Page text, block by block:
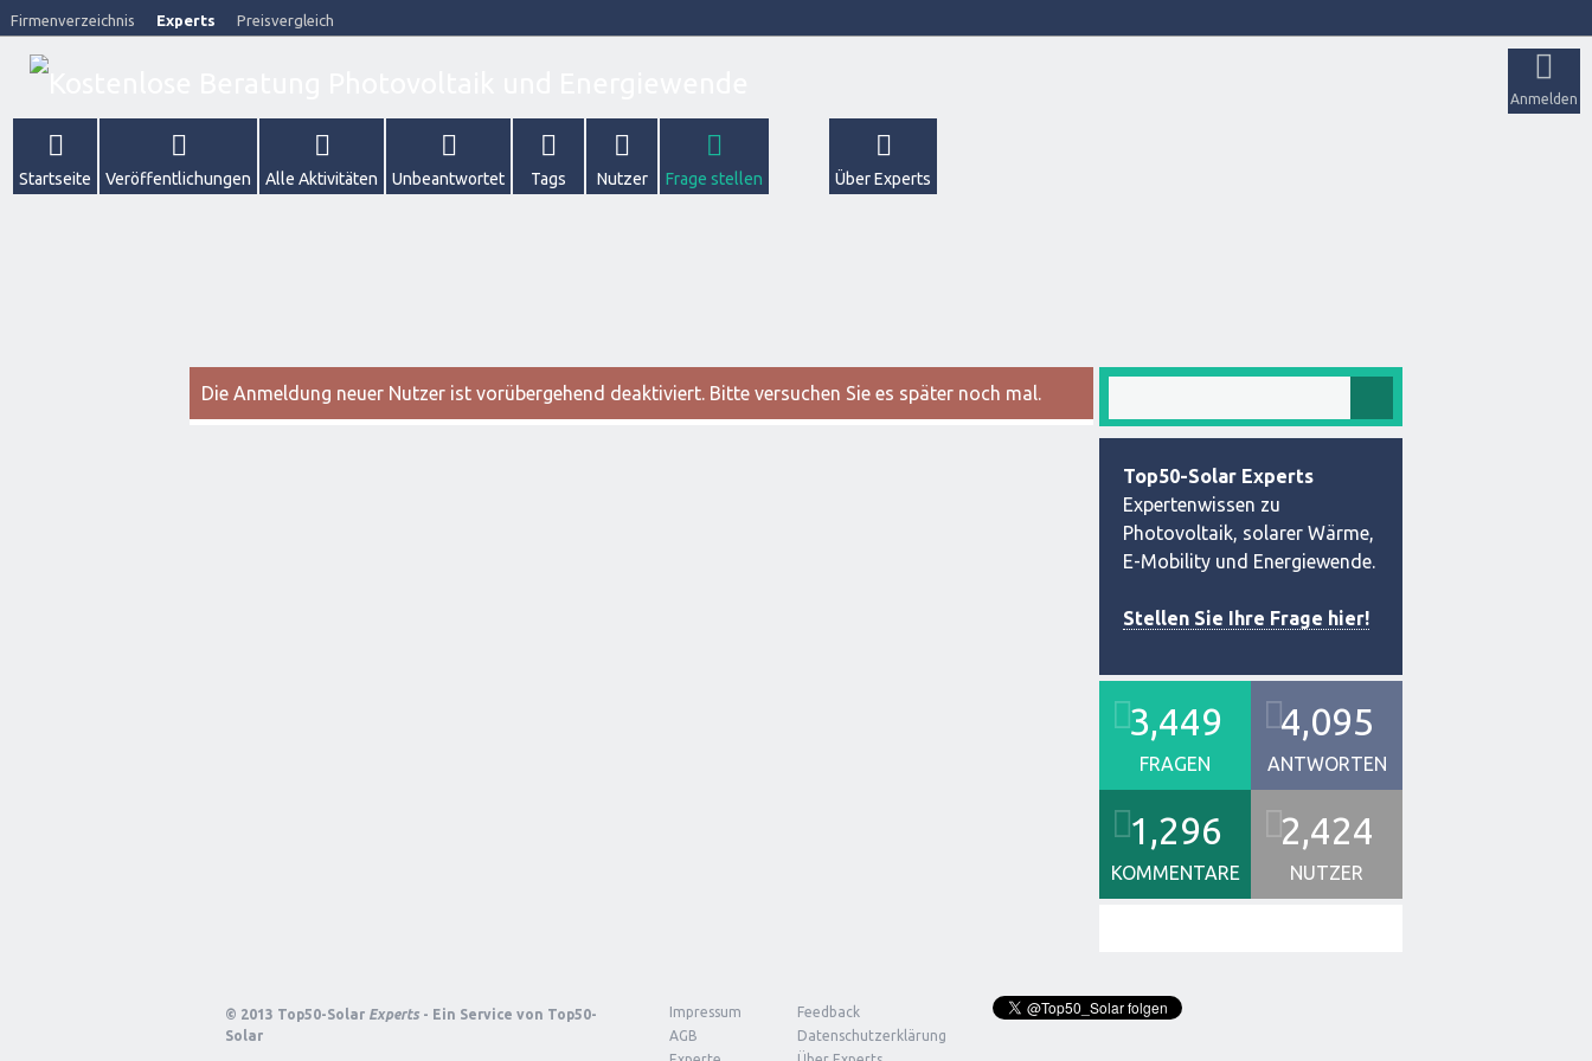
Firmenverzeichnis Experts Preisvergleich
Anmelden
Startseite Veröffentlichungen Alle Aktivitäten Unbeantwortet Tags Nutzer Frage stellen Über Experts
Die Anmeldung neuer Nutzer ist vorübergehend deaktiviert. Bitte versuchen Sie es später noch mal.
Top50-Solar Experts
Expertenwissen zu
Photovoltaik, solarer Wärme,
E-Mobility und Energiewende.
Stellen Sie Ihre Frage hier!
3,449
FRAGEN
4,095
ANTWORTEN
1,296
KOMMENTARE
2,424
NUTZER
© 2013 Top50-Solar Experts - Ein Service von Top50-
Solar
Impressum
Feedback
AGB
Datenschutzerklärung